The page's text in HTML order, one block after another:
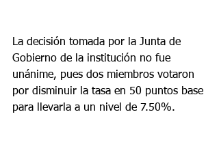
La decisión tomada por la Junta de
Gobierno de la institución no fue
unánime, pues dos miembros votaron
por disminuir la tasa en 50 puntos base
para llevarla a un nivel de 7.50%.